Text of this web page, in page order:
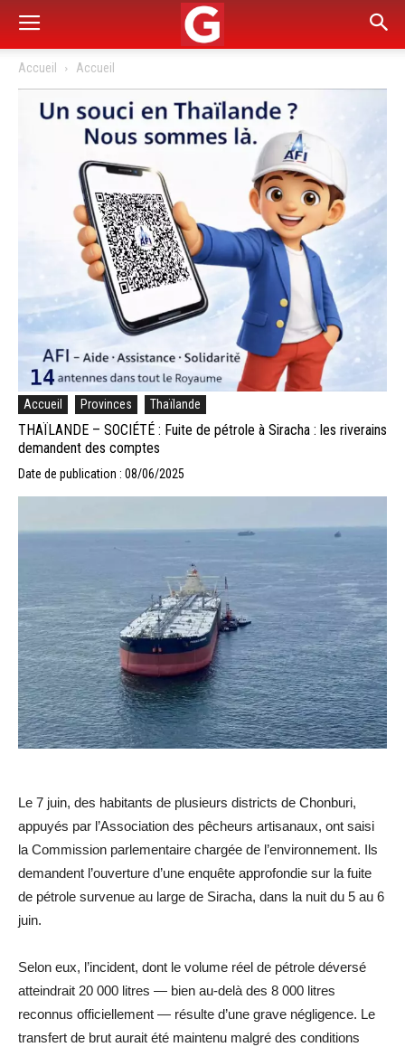
Accueil Accueil
Accueil Provinces Thaïlande
THAÏLANDE – SOCIÉTÉ : Fuite de pétrole à Siracha : les riverains
demandent des comptes
Date de publication : 08/06/2025
Le 7 juin, des habitants de plusieurs districts de Chonburi,
appuyés par l’Association des pêcheurs artisanaux, ont saisi
la Commission parlementaire chargée de l’environnement. Ils
demandent l’ouverture d’une enquête approfondie sur la fuite
de pétrole survenue au large de Siracha, dans la nuit du 5 au 6
juin.
Selon eux, l’incident, dont le volume réel de pétrole déversé
atteindrait 20 000 litres — bien au-delà des 8 000 litres
reconnus officiellement — résulte d’une grave négligence. Le
transfert de brut aurait été maintenu malgré des conditions